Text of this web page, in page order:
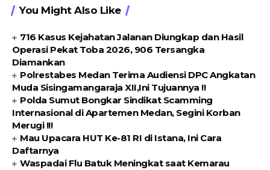
You Might Also Like
716 Kasus Kejahatan Jalanan Diungkap dan Hasil
Operasi Pekat Toba 2026, 906 Tersangka
Diamankan
Polrestabes Medan Terima Audiensi DPC Angkatan
Muda Sisingamangaraja XII,Ini Tujuannya !!
Polda Sumut Bongkar Sindikat Scamming
Internasional di Apartemen Medan, Segini Korban
Merugi !!!
Mau Upacara HUT Ke-81 RI di Istana, Ini Cara
Daftarnya
Waspadai Flu Batuk Meningkat saat Kemarau